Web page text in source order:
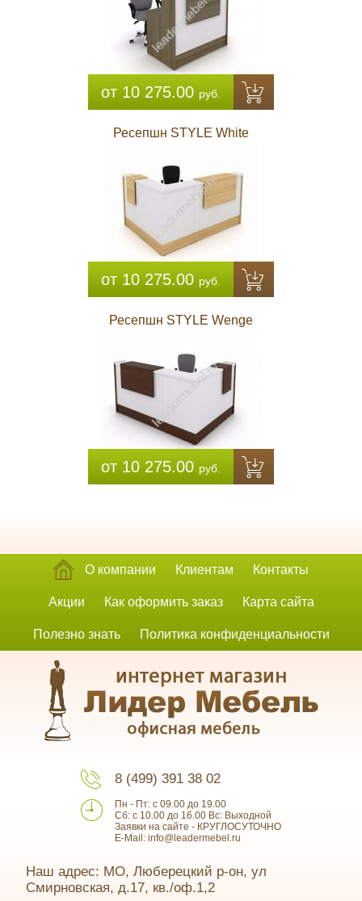
от 10 275.00 руб.
Ресепшн STYLE White
от 10 275.00 руб.
Ресепшн STYLE Wenge
от 10 275.00 руб.
О компании Клиентам Контакты
Акции Как оформить заказ Карта сайта
Полезно знать Политика конфиденциальности
8 (499) 391 38 02
Пн - Пт: с 09.00 до 19.00
Сб: с 10.00 до 16.00 Вс: Выходной
Заявки на сайте - КРУГЛОСУТОЧНО
E-Mail: info@leadermebel.ru
Наш адрес: МО, Люберецкий р-он, ул
Смирновская, д.17, кв./оф.1,2